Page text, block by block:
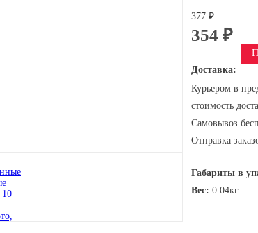
377 ₽
354 ₽
Доставка:
Курьером в
стоимость
Самовывоз
Отправка
Габариты в
Вес: 0.04кг